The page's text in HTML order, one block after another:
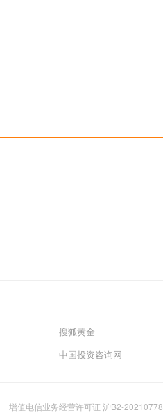
搜狐黄金
中国投资咨询网
增值电信业务经营许可证 沪B2-20210778